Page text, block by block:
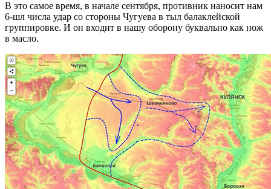
В это самое время, в начале сентября, противник наносит нам
6-шл числа удар со стороны Чугуева в тыл балаклейской
группировке. И он входит в нашу оборону буквально как нож
в масло.